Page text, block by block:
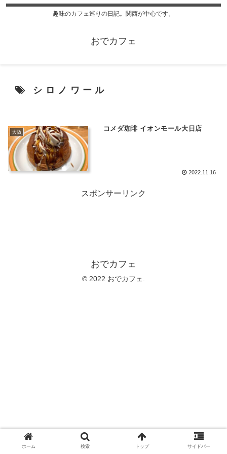
趣味のカフェ巡りの日記。関西が中心です。
おでカフェ
シロノワール
大阪 コメダ珈琲 イオンモール大日店
2022.11.16
スポンサーリンク
おでカフェ
© 2022 おでカフェ.
ホーム 検索 トップ サイドバー